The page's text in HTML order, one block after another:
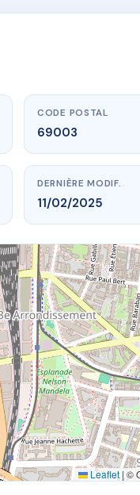
CODE POSTAL
69003
DERNIÈRE MODIF.
11/02/2025
Leaflet| ©